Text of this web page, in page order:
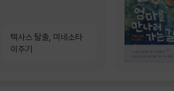
텍사스 탈출, 미네소타
이주기